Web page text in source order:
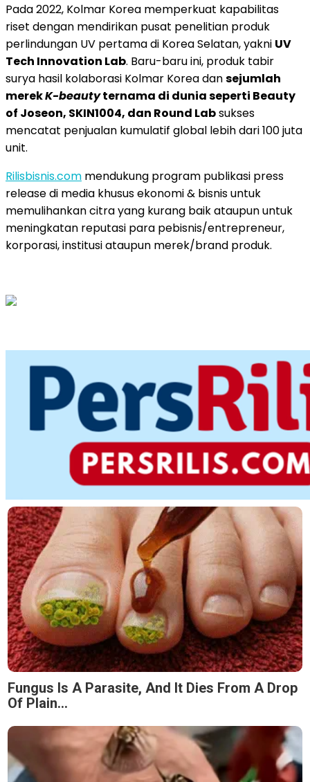
Pada 2022, Kolmar Korea memperkuat kapabilitas
riset dengan mendirikan pusat penelitian produk
perlindungan UV pertama di Korea Selatan, yakni UV
Tech Innovation Lab. Baru-baru ini, produk tabir
surya hasil kolaborasi Kolmar Korea dansejumlah
merekK-beautyternama di dunia seperti Beauty
of Joseon, SKIN1004, dan Round Labsukses
mencatat penjualan kumulatif global lebih dari 100 juta
unit.
Rilisbisnis.com mendukung program publikasi press
release di media khusus ekonomi & bisnis untuk
memulihankan citra yang kurang baik ataupun untuk
meningkatan reputasi para pebisnis/entrepreneur,
korporasi, institusi ataupun merek/brand produk.
Fungus Is A Parasite, And It Dies From A Drop
Of Plain...